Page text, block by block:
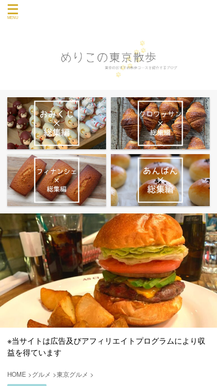
※当サイトは広告及びアフィリエイトプログラムにより収
益を得ています
HOME >グルメ >東京グルメ >